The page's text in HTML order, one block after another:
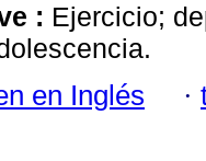
: Ejercicio;
en Inglés ·